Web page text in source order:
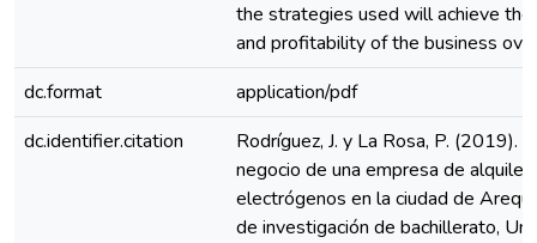
the strategies used will achieve
and profitability of the business
dc.format
application/pdf
dc.identifier.citation
Rodríguez, J. y La Rosa, P. (2019).
negocio de una empresa de
electrógenos en la ciudad de
de investigación de bachillerato,